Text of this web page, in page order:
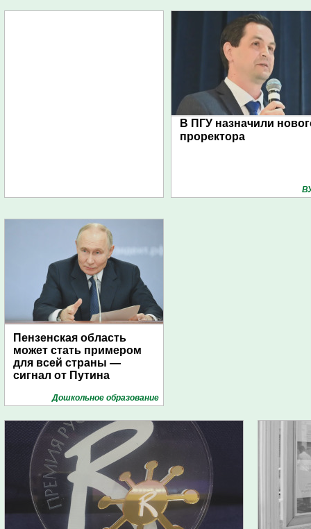
В ПГУ назначили
проректора
Пензенская область
может стать примером
для всей страны —
сигнал от Путина
Дошкольное образование